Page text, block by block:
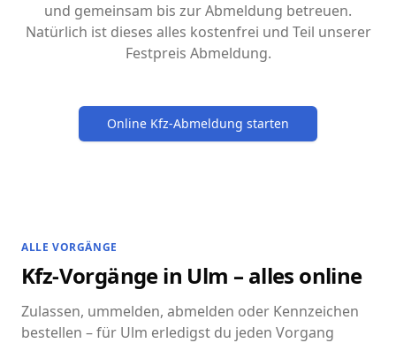
und gemeinsam bis zur Abmeldung betreuen.
Natürlich ist dieses alles kostenfrei und Teil unserer
Festpreis Abmeldung.
Online Kfz-Abmeldung starten
ALLE VORGÄNGE
Kfz-Vorgänge in Ulm – alles online
Zulassen, ummelden, abmelden oder Kennzeichen
bestellen – für Ulm erledigst du jeden Vorgang